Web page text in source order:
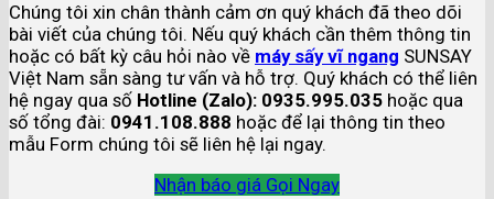
Chúng tôi xin chân thành cảm ơn quý khách đã theo dõi
bài viết của chúng tôi. Nếu quý khách cần thêm thông tin
hoặc có bất kỳ câu hỏi nào về máy sấy vĩ ngang SUNSAY
Việt Nam sẵn sàng tư vấn và hỗ trợ. Quý khách có thể liên
hệ ngay qua số Hotline (Zalo): 0935.995.035 hoặc qua
số tổng đài: 0941.108.888 hoặc để lại thông tin theo
mẫu Form chúng tôi sẽ liên hệ lại ngay.
Nhận báo giá Gọi Ngay